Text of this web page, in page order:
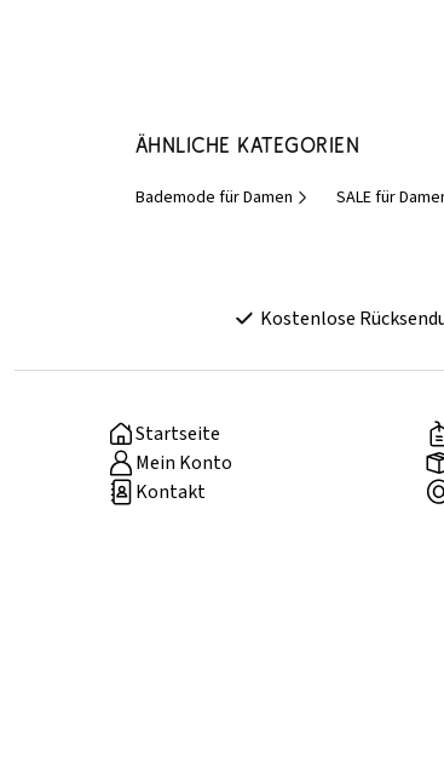
Ähnliche Kategorien
Bademode für Damen SALE für
Kostenlose
Startseite
Mein Konto
Kontakt